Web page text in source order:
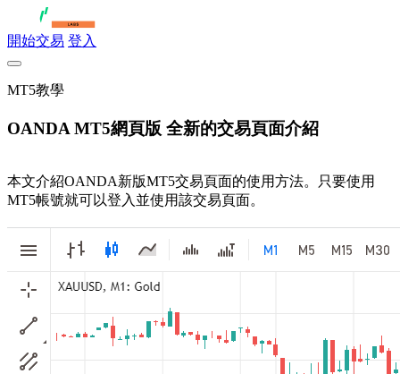
開始交易 登入
MT5教學
OANDA MT5網頁版 全新的交易頁面介紹
本文介紹OANDA新版MT5交易頁面的使用方法。只要使用
MT5帳號就可以登入並使用該交易頁面。